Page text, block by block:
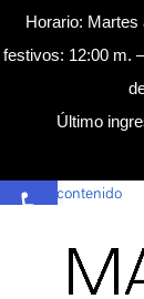
Horario: Martes
festivos: 12:00 m.
Último
Abrir barra de
Saltar al contenido